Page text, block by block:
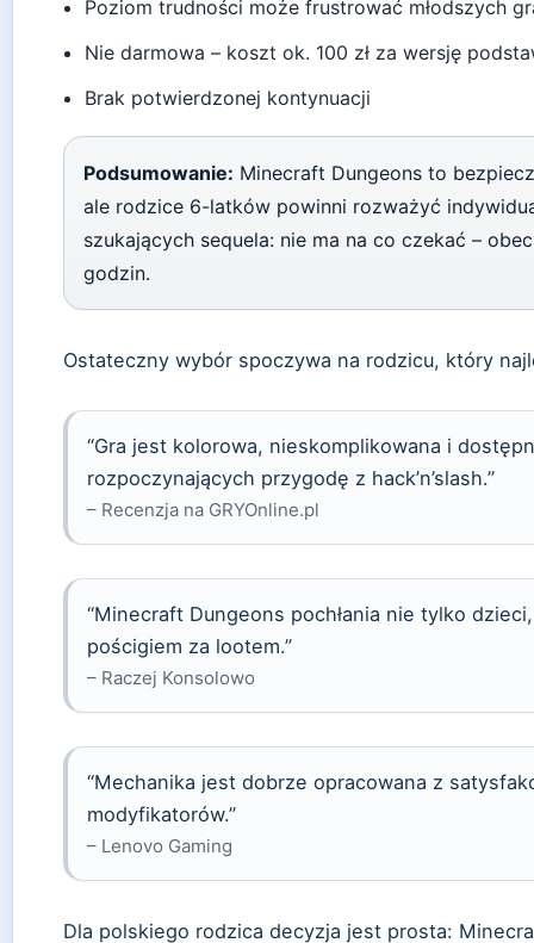
Poziom trudności może frustrować młodszych
Nie darmowa – koszt ok. 100 zł za wersję
Brak potwierdzonej kontynuacji
Podsumowanie: Minecraft Dungeons to
ale rodzice 6-latków powinni rozważyć
szukających sequela: nie ma na co czekać –
godzin.
Ostateczny wybór spoczywa na rodzicu, który
“Gra jest kolorowa, nieskomplikowana i
rozpoczynających przygodę z hack’n’slash.”
– Recenzja na GRYOnline.pl
“Minecraft Dungeons pochłania nie tylko
pościgiem za lootem.”
– Raczej Konsolowo
“Mechanika jest dobrze opracowana z
modyfikatorów.”
– Lenovo Gaming
Dla polskiego rodzica decyzja jest prosta: